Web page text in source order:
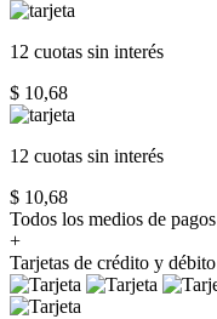
12 cuotas sin interés
$ 10,68
12 cuotas sin interés
$ 10,68
Todos los medios de pagos
+
Tarjetas de crédito y débito